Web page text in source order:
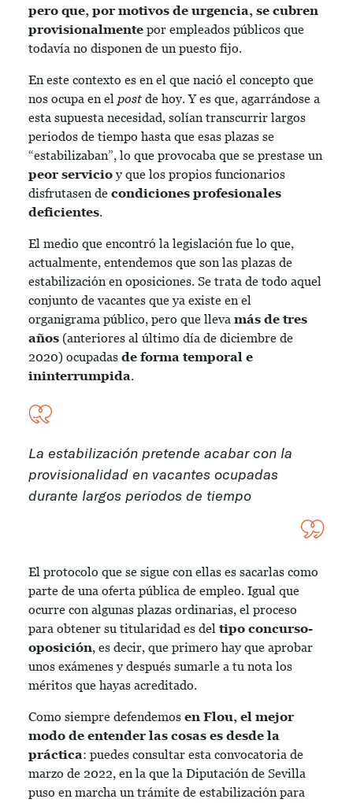
pero que, por motivos de urgencia, se cubren
provisionalmente por empleados públicos que
todavía no disponen de un puesto fijo.
En este contexto es en el que nació el concepto que
nos ocupa en el post de hoy. Y es que, agarrándose a
esta supuesta necesidad, solían transcurrir largos
periodos de tiempo hasta que esas plazas se
“estabilizaban”, lo que provocaba que se prestase un
peor servicioy que los propios funcionarios
disfrutasen de condiciones profesionales
deficientes.
El medio que encontró la legislación fue lo que,
actualmente, entendemos que son las plazas de
estabilización en oposiciones. Se trata de todo aquel
conjunto de vacantes que ya existe en el
organigrama público, pero que lleva más de tres
años (anteriores al último día de diciembre de
2020) ocupadas de forma temporal e
ininterrumpida.
La estabilización pretende acabar con la
provisionalidad en vacantes ocupadas
durante largos periodos de tiempo
El protocolo que se sigue con ellas es sacarlas como
parte de una oferta pública de empleo. Igual que
ocurre con algunas plazas ordinarias, el proceso
para obtener su titularidad es del tipo concurso-
oposición, es decir, que primero hay que aprobar
unos exámenes y después sumarle a tu nota los
méritos que hayas acreditado.
Como siempre defendemos en Flou, el mejor
modo de entender las cosas es desde la
práctica: puedes consultar esta convocatoria de
marzo de 2022, en la que la Diputación de Sevilla
puso en marcha un trámite de estabilización para